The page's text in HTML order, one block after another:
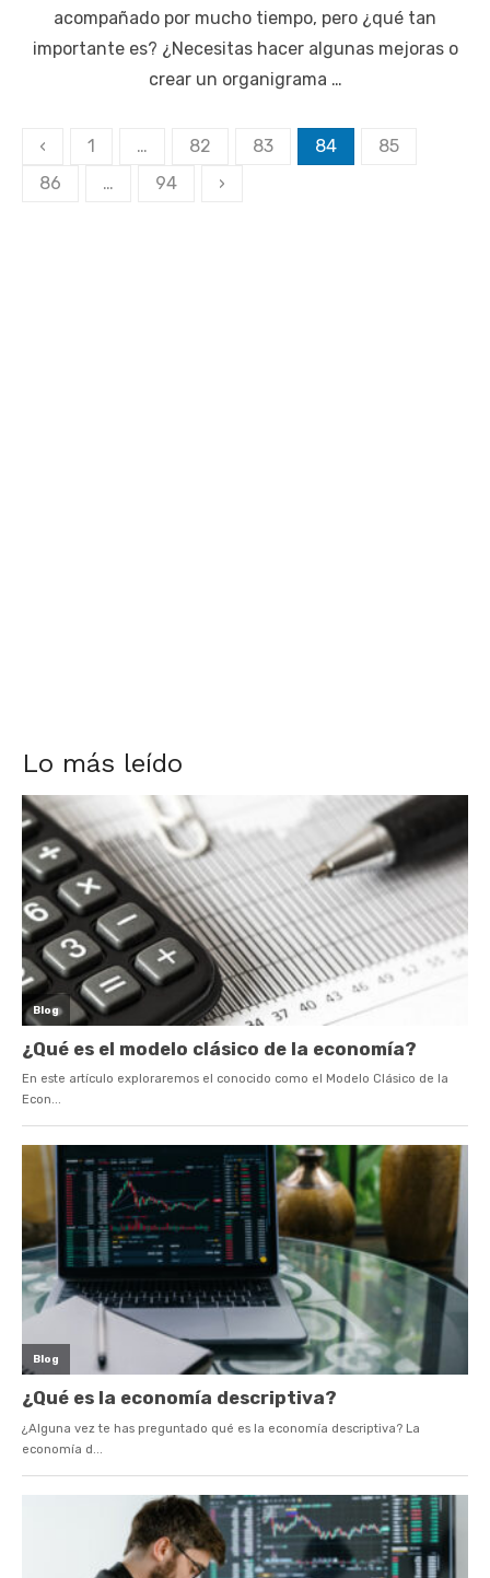
acompañado por mucho tiempo, pero ¿qué tan
importante es? ¿Necesitas hacer algunas mejoras o
crear un organigrama …
Paginación
de
‹ 1 … 82 83 84
85
86
… 94 ›
Lo más leído